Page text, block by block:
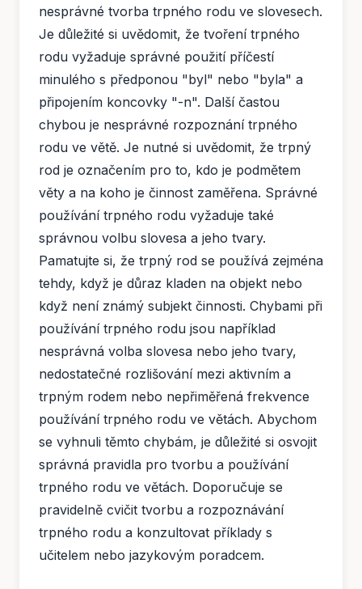
nesprávné tvorba trpného rodu ve slovesech.
Je důležité si uvědomit, že tvoření trpného
rodu vyžaduje správné použití příčestí
minulého s předponou "byl" nebo "byla" a
připojením koncovky "-n". Další častou
chybou je nesprávné rozpoznání trpného
rodu ve větě. Je nutné si uvědomit, že trpný
rod je označením pro to, kdo je podmětem
věty a na koho je činnost zaměřena. Správné
používání trpného rodu vyžaduje také
správnou volbu slovesa a jeho tvary.
Pamatujte si, že trpný rod se používá zejména
tehdy, když je důraz kladen na objekt nebo
když není známý subjekt činnosti. Chybami při
používání trpného rodu jsou například
nesprávná volba slovesa nebo jeho tvary,
nedostatečné rozlišování mezi aktivním a
trpným rodem nebo nepřiměřená frekvence
používání trpného rodu ve větách. Abychom
se vyhnuli těmto chybám, je důležité si osvojit
správná pravidla pro tvorbu a používání
trpného rodu ve větách. Doporučuje se
pravidelně cvičit tvorbu a rozpoznávání
trpného rodu a konzultovat příklady s
učitelem nebo jazykovým poradcem.